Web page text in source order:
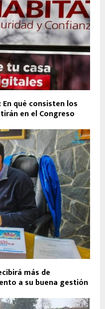
qué consisten los
en el Congreso
más de
a su buena gestión